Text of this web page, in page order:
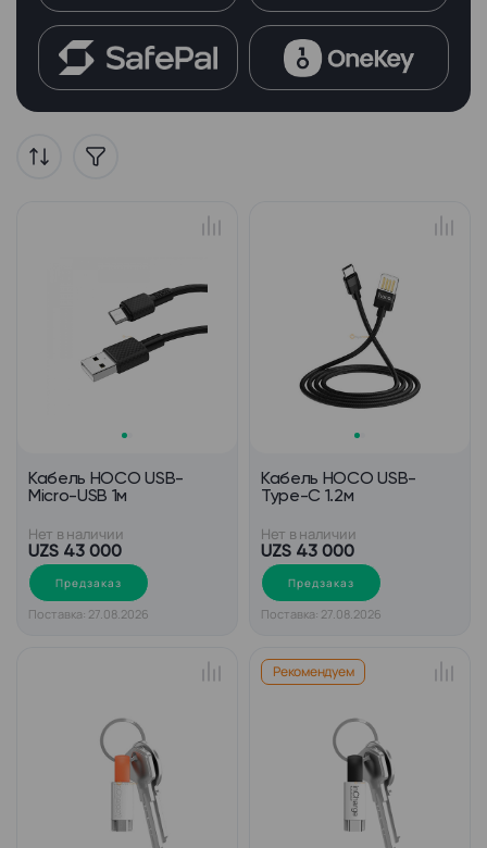
Кабель HOCO USB-
Micro-USB 1м
Нет в наличии
UZS 43 000
Предзаказ
Поставка: 27.08.2026
Кабель HOCO USB-
Type-C 1.2м
Нет в наличии
UZS 43 000
Предзаказ
Поставка: 27.08.2026
Рекомендуем